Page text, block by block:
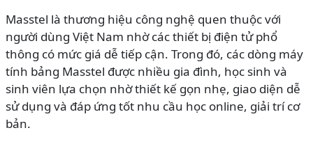
Masstel là thương hiệu công nghệ quen thuộc với
người dùng Việt Nam nhờ các thiết bị điện tử phổ
thông có mức giá dễ tiếp cận. Trong đó, các dòng máy
tính bảng Masstel được nhiều gia đình, học sinh và
sinh viên lựa chọn nhờ thiết kế gọn nhẹ, giao diện dễ
sử dụng và đáp ứng tốt nhu cầu học online, giải trí cơ
bản.